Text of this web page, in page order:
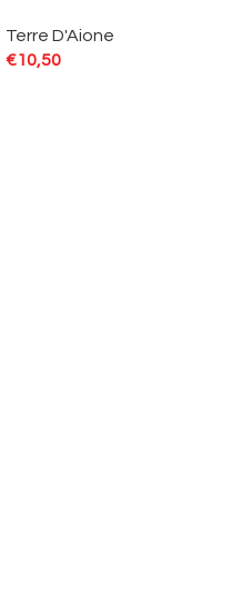
Terre D'Aione
€10,50